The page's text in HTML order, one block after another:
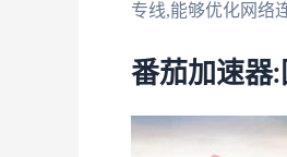
专线,能够优化网络
番茄加速器